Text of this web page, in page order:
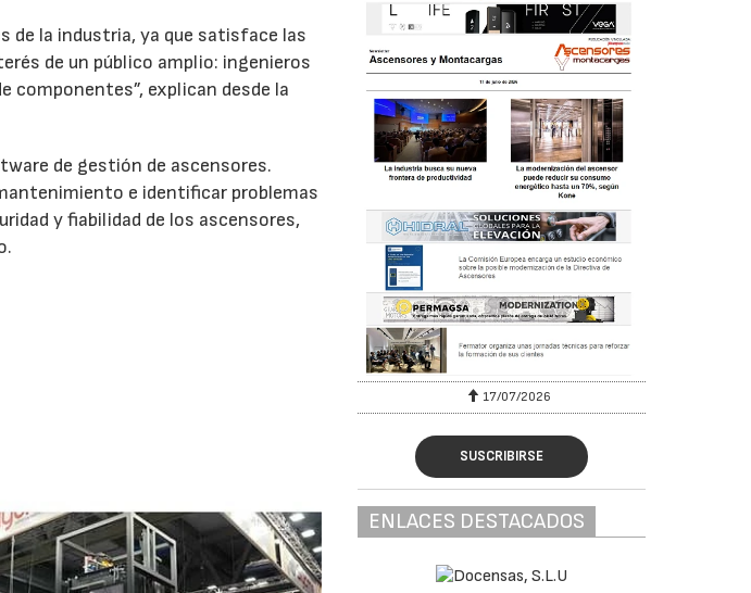
de la industria, ya que satisface las
de un público amplio: ingenieros
explican desde la
de gestión de ascensores.
e identificar problemas
y fiabilidad de los ascensores,
17/07/2026
SUSCRIBIRSE
ENLACES DESTACADOS